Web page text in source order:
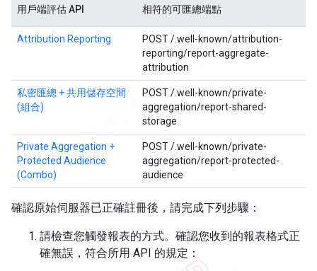
用戶端評估 API 相符的可匯總端點
Attribution Reporting
POST /.well-known/attribution-
reporting/report-aggregate-
attribution
私密匯總 + 共用儲存空間
(組合)
POST /.well-known/private-
aggregation/report-shared-
storage
Private Aggregation +
Protected Audience
(Combo)
POST /.well-known/private-
aggregation/report-protected-
audience
確認原始伺服器已正確註冊後，請完成下列步驟：
請檢查您觸發報表的方式。確認您收到的報表格式正
確無誤，符合所用 API 的規定：